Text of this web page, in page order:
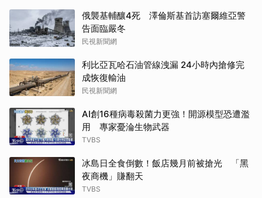
俄襲基輔釀4死 澤倫斯基首訪塞爾維亞警
告面臨嚴冬
民視新聞網
利比亞瓦哈石油管線洩漏 24小時內搶修完
成恢復輸油
民視新聞網
AI創16種病毒殺菌力更強！開源模型恐遭濫
用 專家憂淪生物武器
TVBS
冰島日全食倒數！飯店幾月前被搶光 「黑
夜商機」賺翻天
TVBS